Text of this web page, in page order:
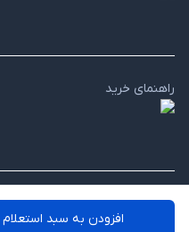
افزودن به سبد استعلام
راهنمای خرید